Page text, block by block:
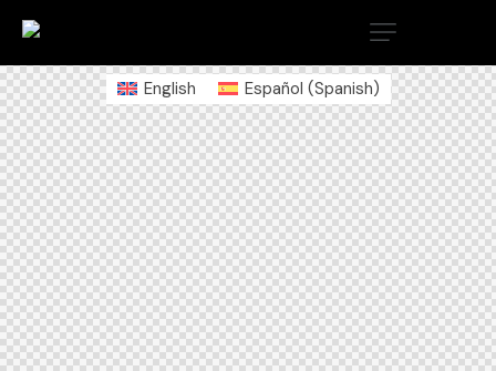
English Español (Spanish)